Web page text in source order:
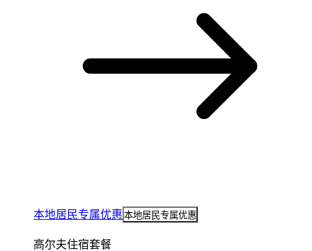
本地居民专属优惠 本地居民专属优惠
高尔夫住宿套餐